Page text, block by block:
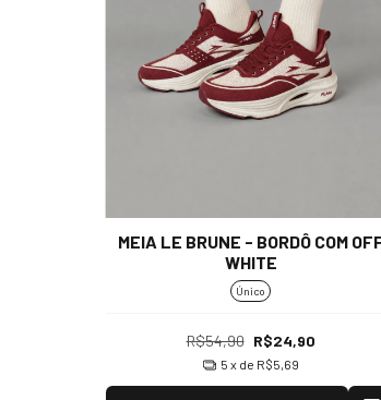
MEIA LE BRUNE - BORDÔ COM
WHITE
Único
R$54,90 R$24,90
5 x de R$5,69